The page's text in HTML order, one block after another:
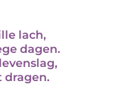
lach,
dagen.
dragen.